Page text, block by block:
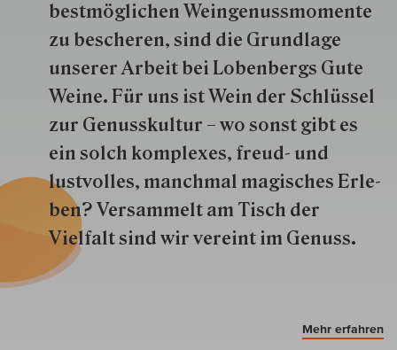
best­mög­lich­en Wein­genuss­momente
zu besche­ren, sind die Grund­lage
unserer Arbeit bei Lobenbergs Gute
Weine. Für uns ist Wein der Schlüs­sel
zur Genuss­kultur – wo sonst gibt es
ein solch kom­plexes, freud- und
lustvolles, manchmal ma­gisch­es Er­le­
ben? Versammelt am Tisch der
Vielfalt sind wir ver­eint im Genuss.
Mehr erfahren